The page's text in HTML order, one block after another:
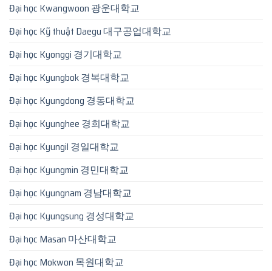
Đại học Kwangwoon 광운대학교
Đại học Kỹ thuật Daegu 대구공업대학교
Đại học Kyonggi 경기대학교
Đại học Kyungbok 경복대학교
Đại học Kyungdong 경동대학교
Đại học Kyunghee 경희대학교
Đại học Kyungil 경일대학교
Đại học Kyungmin 경민대학교
Đại học Kyungnam 경남대학교
Đại học Kyungsung 경성대학교
Đại học Masan 마산대학교
Đại học Mokwon 목원대학교